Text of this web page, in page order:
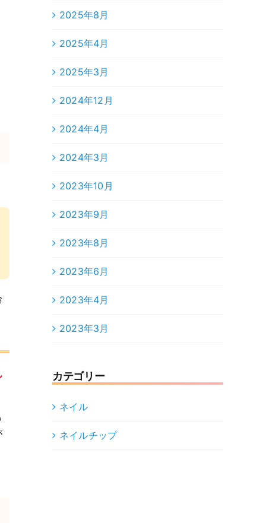
2025年8月
2025年4月
2025年3月
2024年12月
2024年4月
2024年3月
2023年10月
2023年9月
2023年8月
2023年6月
2023年4月
2023年3月
カテゴリー
ネイル
ネイルチップ